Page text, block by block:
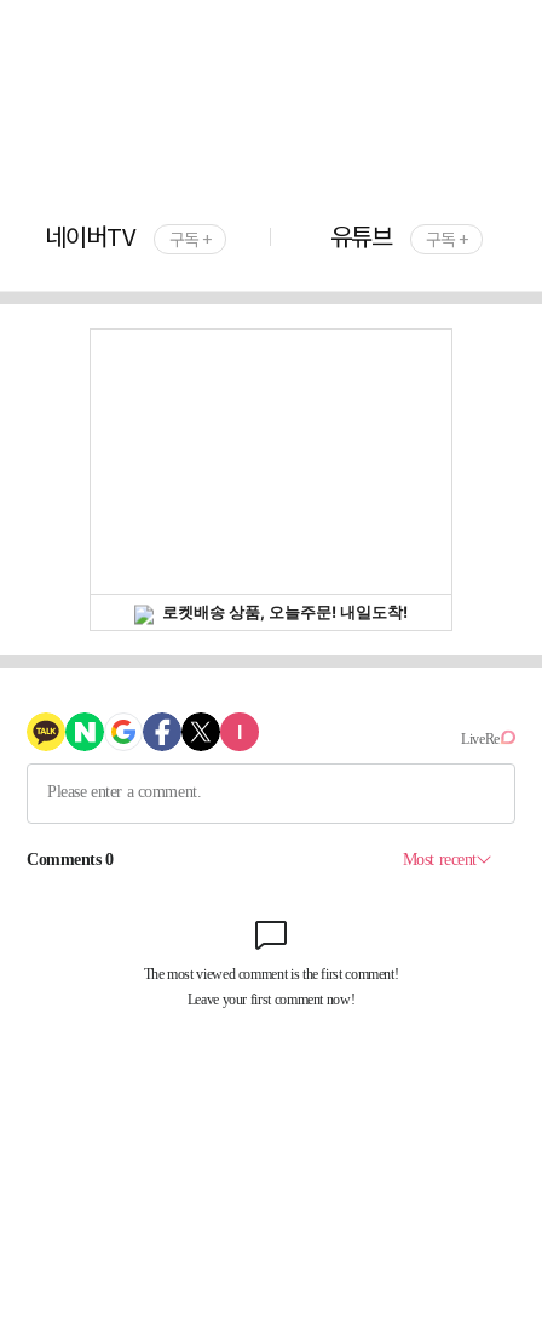
네이버TV 구독 + 유튜브 구독 +